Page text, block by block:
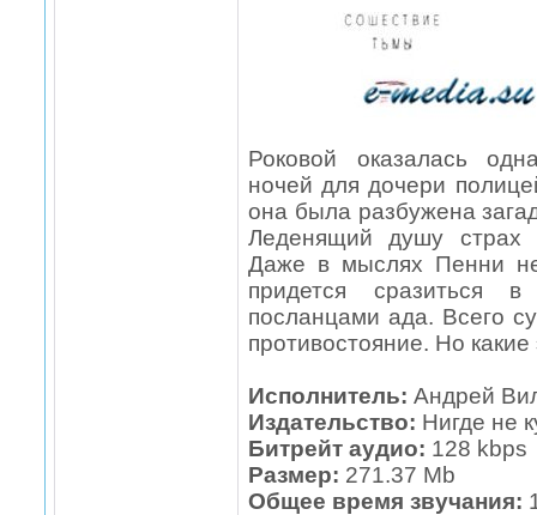
Роковой оказалась
ночей для дочери
она была разбужена
Леденящий душу страх
Даже в мыслях Пенни
придется сразиться
посланцами ада. Всего
противостояние. Но какие
Исполнитель: Андрей
Издательство: Нигде не
Битрейт аудио: 128 kbps
Размер: 271.37 Mb
Общее время звучания: